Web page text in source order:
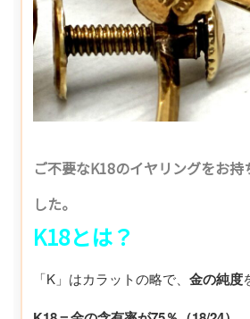
ご不要なK18のイヤリングをお
した。
K18とは？
「K」はカラットの略で、 金の純度